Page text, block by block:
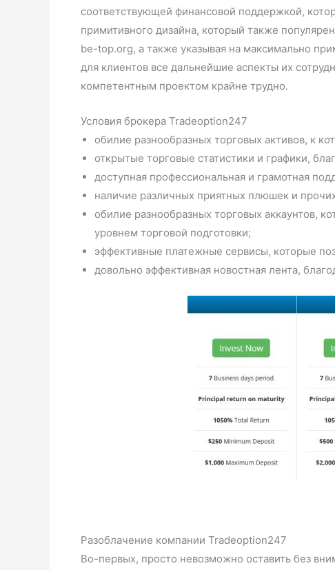
соответствующей финансовой поддержкой,
примитивного дизайна, который также
be-top.org, а также указывая на максимально
для клиентов все дальнейшие аспекты их
компетентным проектом крайне трудно.
Условия брокера Tradeoption247
обилие разнообразных торговых активов, к
открытые торговые статистики и графики,
доступная профессиональная и грамотная
наличие различных приятных плюшек и
обилие разнообразных торговых аккаунтов,
уровнем торговой подготовки;
эффективные платежные сервисы, которые
довольно эффективная новостная лента,
Разоблачение компании Tradeoption247
Во-первых, просто невозможно оставить без